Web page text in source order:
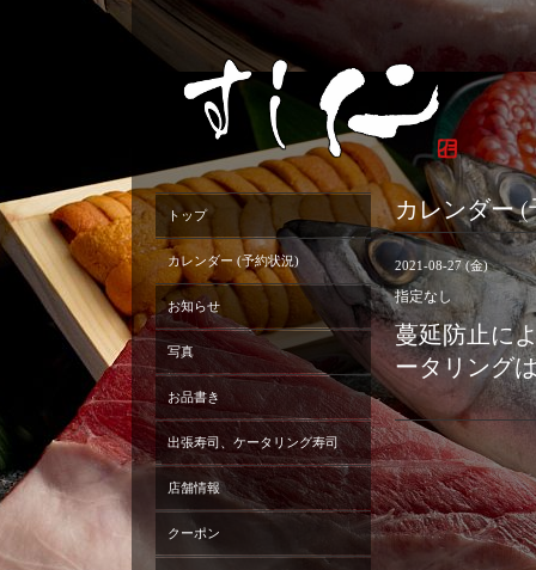
カレンダー
2021-08-27 (金)
指定なし
蔓延防止に
ータリング
トップ
カレンダー (予約状況)
お知らせ
写真
お品書き
出張寿司、ケータリング寿司
店舗情報
クーポン